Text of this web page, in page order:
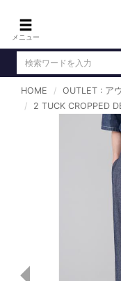
メニュー
ログイン （ 新規会員登
DENIM : デニム
PANTS : パンツ
TOPS : トップス
T-SHIRT :
KNIT : ニッ
HOME OUTLET : ア
2 TUCK CROPPED